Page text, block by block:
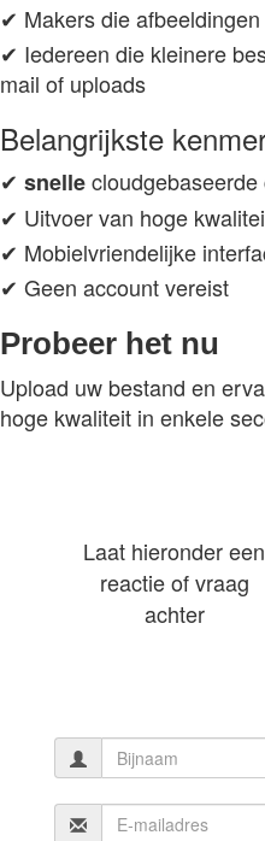
✔ Makers die
✔ Iedereen die kleinere
mail of uploads
Belangrijkste
✔ snelle
✔ Uitvoer van hoge
✔ Mobielvriendelijke
✔ Geen account vereist
Probeer het nu
Upload uw bestand en
hoge kwaliteit in enkele
Laat hieronder een
reactie of vraag
achter